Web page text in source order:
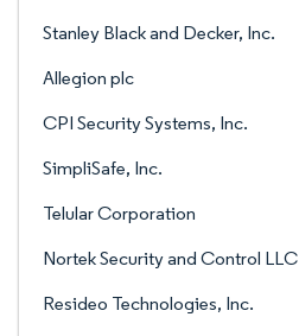
Stanley Black and Decker, Inc.
Allegion plc
CPI Security Systems, Inc.
SimpliSafe, Inc.
Telular Corporation
Nortek Security and Control LLC
Resideo Technologies, Inc.